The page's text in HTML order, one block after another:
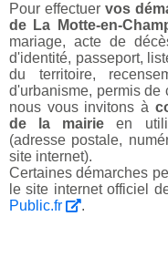
Pour effectuervos
de La Motte-en-
mariage, acte de
d'identité, passeport,
du territoire,
d'urbanisme, permis de
nous vous invitons à
de la mairie en
(adresse postale,
site internet).
Certaines démarches
le site internet officiel
Public.fr
.